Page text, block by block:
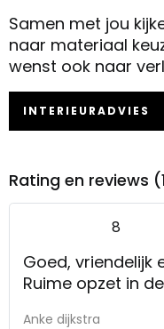
Samen met jou
naar materiaal
wenst ook naar
INTERIEURADVIES
Rating en reviews
8
Goed, vriendelijk
Ruime opzet in
Anke dijkstra